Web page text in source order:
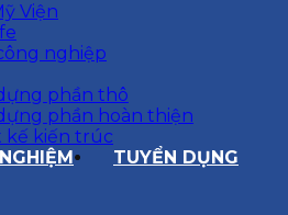
Viện
nghiệp
phần thô
phần hoàn thiện
kế kiến trúc
TUYỂN DỤNG